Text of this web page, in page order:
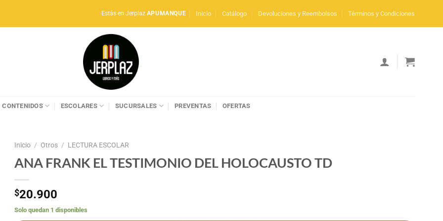
Estás en Jerplaz APUMANQUE Inicio Catálogo Devoluciones y Reembolsos Términos y Condiciones
CONTENIDOS ESCOLARES SUCURSALES PREVENTAS OFERTAS
Inicio / Otros / LECTURA ESCOLAR
ANA FRANK EL TESTIMONIO DEL HOLOCAUSTO TD
$20.900
Solo quedan 1 disponibles